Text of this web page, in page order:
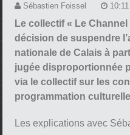
Sébastien Foissel
Le collectif « Le
décision de suspendre
nationale de Calais à
jugée disproportionnée
via le collectif sur les
programmation
Les explications avec